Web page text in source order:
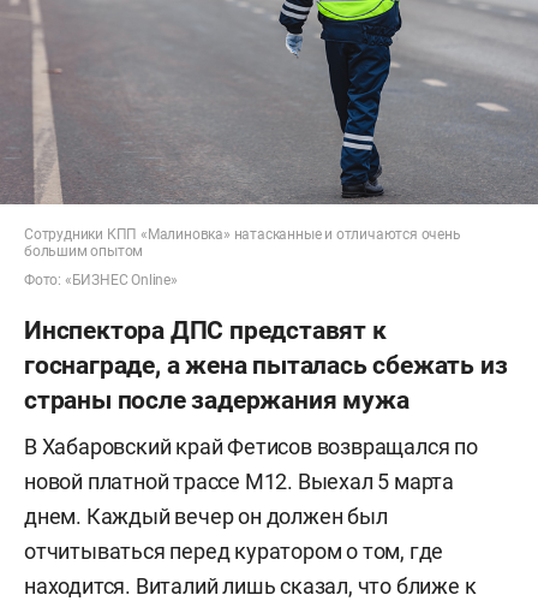
Сотрудники КПП «Малиновка» натасканные и отличаются очень
большим опытом
Фото: «БИЗНЕС Online»
Инспектора ДПС представят к
госнаграде, а жена пыталась сбежать из
страны после задержания мужа
В Хабаровский край Фетисов возвращался по
новой платной трассе М12. Выехал 5 марта
днем. Каждый вечер он должен был
отчитываться перед куратором о том, где
находится. Виталий лишь сказал, что ближе к